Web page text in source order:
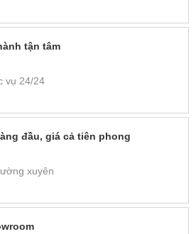
tận tâm
vụ 24/24
đầu, giá cả tiên phong
xuyên